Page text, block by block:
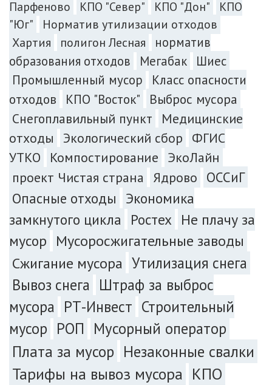
Парфеново
КПО "Север" КПО "Дон"
КПО
"Юг"
Норматив утилизации отходов
Хартия
полигон Лесная
норматив
образования отходов
Мегабак
Шиес
Промышленный мусор
Класс опасности
отходов
КПО "Восток"
Выброс мусора
Снегоплавильный пункт
Медицинские
отходы
Экологический сбор
ФГИС
УТКО
Компостирование
ЭкоЛайн
проект Чистая страна
Ядрово
ОССиГ
Опасные отходы
Экономика
замкнутого цикла
Ростех Не плачу за
мусор Мусоросжигательные заводы
Сжигание мусора Утилизация снега
Вывоз снега Штраф за выброс
мусора РТ-Инвест Строительный
мусор РОП Мусорный оператор
Плата за мусор Незаконные свалки
Тарифы на вывоз мусора КПО